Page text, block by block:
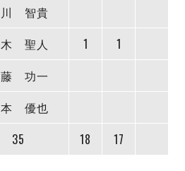
智貴
木 聖人 1
1
功一
優也
35 18 17